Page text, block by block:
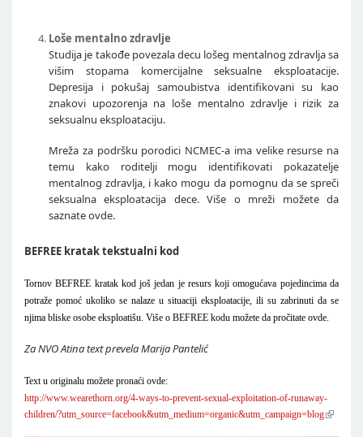
Loše mentalno zdravlje
Studija je takođe povezala decu lošeg mentalnog zdravlja sa
višim stopama komercijalne seksualne eksploatacije.
Depresija i pokušaj samoubistva identifikovani su kao
znakovi upozorenja na loše mentalno zdravlje i rizik za
seksualnu eksploataciju.
Mreža za podršku porodici NCMEC-a ima velike resurse na
temu kako roditelji mogu identifikovati pokazatelje
mentalnog zdravlja, i kako mogu da pomognu da se spreči
seksualna eksploatacija dece. Više o mreži možete da
saznate ovde.
BEFREE kratak tekstualni kod
Tornov BEFREE kratak kod još jedan je resurs koji omogućava pojedincima da
potraže pomoć ukoliko se nalaze u situaciji eksploatacije, ili su zabrinuti da se
njima bliske osobe eksploatišu. Više o BEFREE kodu možete da pročitate ovde.
Za NVO Atina text prevela Marija Pantelić
Text u originalu možete pronaći ovde:
http://www.wearethorn.org/4-ways-to-prevent-sexual-exploitation-of-runaway-
children/?utm_source=facebook&utm_medium=organic&utm_campaign=blog